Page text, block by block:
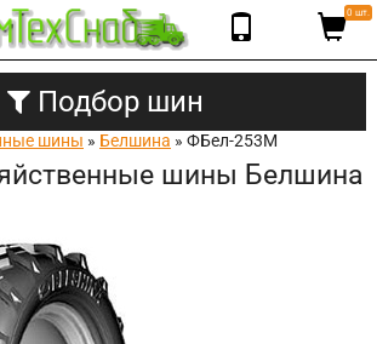
0 шт.
Подбор шин
шины » Белшина » ФБел-253М
шины Белшина